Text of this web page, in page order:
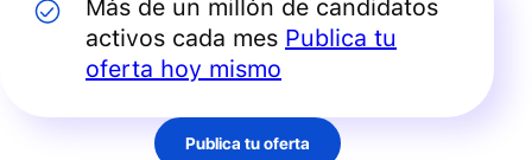
Más de un millón de candidatos
activos cada mes Publica tu
oferta hoy mismo
Publica tu oferta